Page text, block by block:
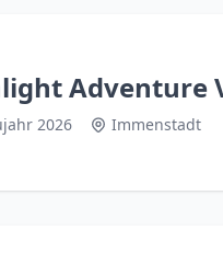
Adventure
2026 Immenstadt